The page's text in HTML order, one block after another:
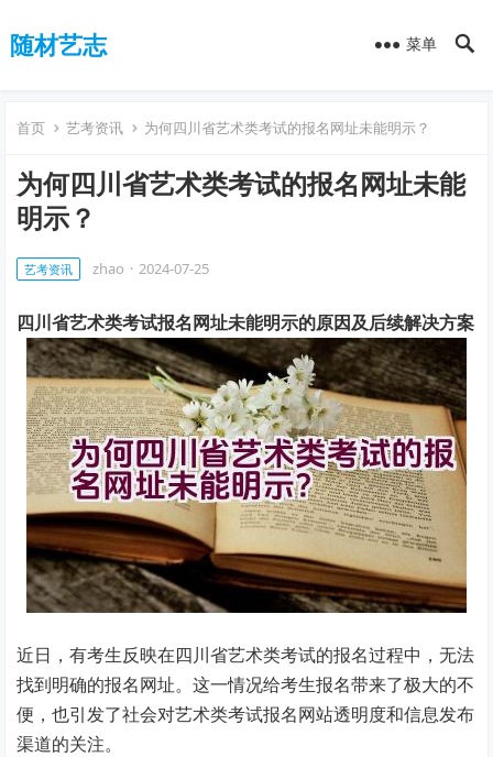
随材艺志 菜单
首页 艺考资讯 为何四川省艺术类考试的报名网址未能明示？
为何四川省艺术类考试的报名网址未能
明示？
艺考资讯 zhao · 2024-07-25
四川省艺术类考试报名网址未能明示的原因及后续解决方案
近日，有考生反映在四川省艺术类考试的报名过程中，无法
找到明确的报名网址。这一情况给考生报名带来了极大的不
便，也引发了社会对艺术类考试报名网站透明度和信息发布
渠道的关注。